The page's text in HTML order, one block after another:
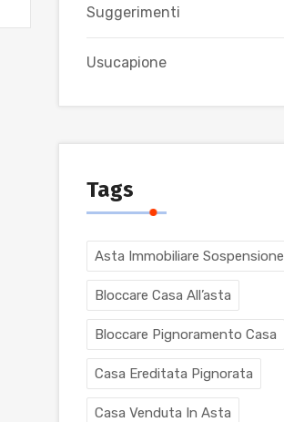
Suggerimenti
Usucapione
Tags
Asta Immobiliare Sospensione
Bloccare Casa All’asta
Bloccare Pignoramento Casa
Casa Ereditata Pignorata
Casa Venduta In Asta